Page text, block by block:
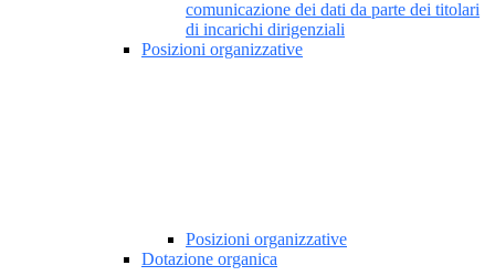
comunicazione dei dati da parte dei titolari
di incarichi dirigenziali
Posizioni organizzative
Posizioni organizzative
Dotazione organica